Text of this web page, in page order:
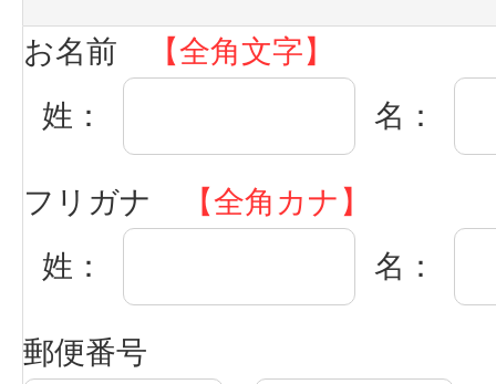
お名前
【全角文字】
姓：
名：
フリガナ
【全角カナ】
姓：
名：
郵便番号